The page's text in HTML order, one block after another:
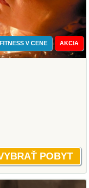
FITNESS V CENE AKCIA